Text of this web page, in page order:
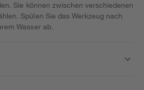
Sie können zwischen verschiedenen
Spülen Sie das Werkzeug nach
Wasser ab.